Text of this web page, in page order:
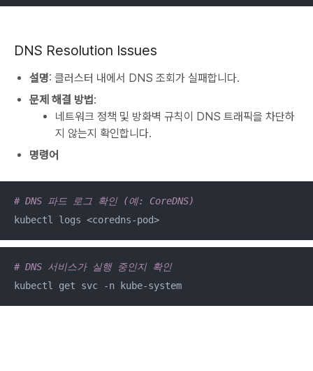
DNS Resolution Issues
설명: 클러스터 내에서 DNS 조회가 실패합니다.
문제 해결 방법 :
네트워크 정책 및 방화벽 규칙이 DNS 트래픽을 차단하
지 않는지 확인합니다.
명령어
# DNS 파드 로그 확인 (예: CoreDNS)
kubectl logs <coredns-pod>
# DNS 서비스가 실행 중인지 확인
kubectl get svc -n kube-system